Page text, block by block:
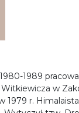
1989
w
1979 r.